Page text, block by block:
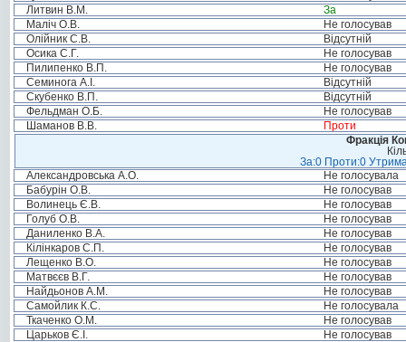
Литвин В.М.
За
Маліч О.В.
Не голосував
Олійник С.В.
Відсутній
Осика С.Г.
Не голосував
Пилипенко В.П.
Не голосував
Семинога А.І.
Відсутній
Скубенко В.П.
Відсутній
Фельдман О.Б.
Не голосував
Шаманов В.В.
Проти
Фракція
За:0 Проти:0
Александровська А.О.
Не голосувала
Бабурін О.В.
Не голосував
Волинець Є.В.
Не голосував
Голуб О.В.
Не голосував
Даниленко В.А.
Не голосував
Кілінкаров С.П.
Не голосував
Лещенко В.О.
Не голосував
Матвєєв В.Г.
Не голосував
Найдьонов А.М.
Не голосував
Самойлик К.С.
Не голосувала
Ткаченко О.М.
Не голосував
Царьков Є.І.
Не голосував